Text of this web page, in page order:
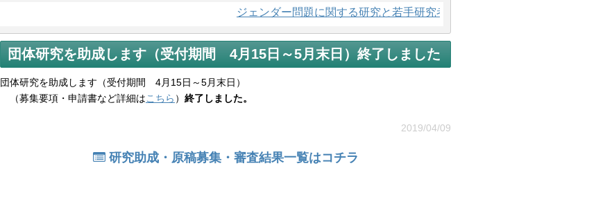
ジェンダー問題に関する研究と若手研究者の育成、男女平等意識の普及を
団体研究を助成します（受付期間 4月15日～5月末日）終了しました
団体研究を助成します（受付期間 4月15日～5月末日）
（募集要項・申請書など詳細はこちら ） 終了しました。
2019/04/09
研究助成・原稿募集・審査結果一覧はコチラ